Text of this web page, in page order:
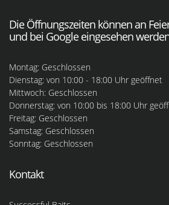
Die Öffnungszeiten können an
und bei Google eingesehen
Montag: Geschlossen
Dienstag: von 10:00 - 18:00 Uhr geöffnet
Mittwoch: Geschlossen
Donnerstag: von 10:00 bis 18:00 Uhr
Freitag: Geschlossen
Samstag: Geschlossen
Sonntag: Geschlossen
Kontakt